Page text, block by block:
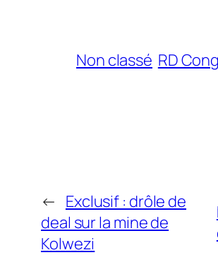
Non classé RD
← Exclusif : drôle de
deal sur la mine de
Kolwezi